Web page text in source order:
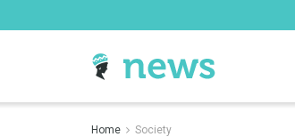
Home Society